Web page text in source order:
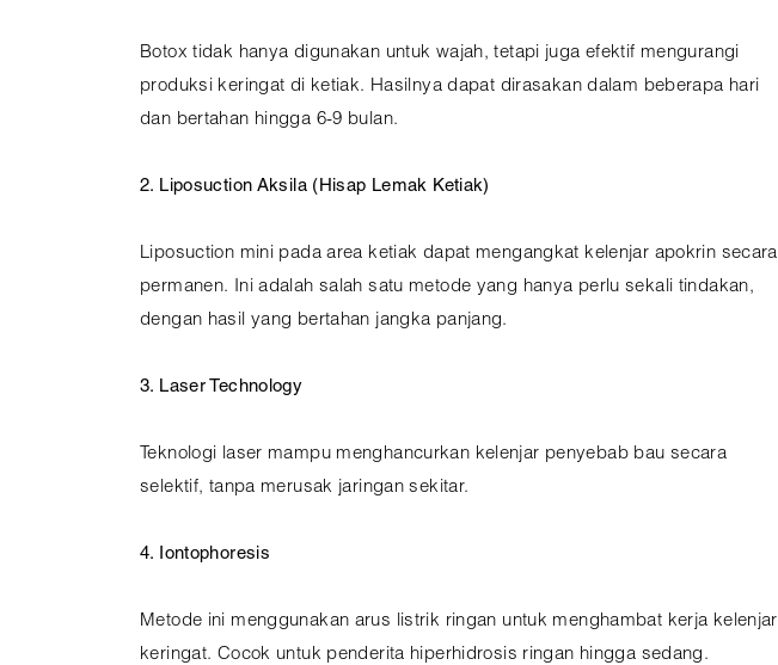
Botox tidak hanya digunakan untuk wajah, tetapi juga efektif mengurangi
produksi keringat di ketiak. Hasilnya dapat dirasakan dalam beberapa hari
dan bertahan hingga 6-9 bulan.
2. Liposuction Aksila (Hisap Lemak Ketiak)
Liposuction mini pada area ketiak dapat mengangkat kelenjar apokrin secara
permanen. Ini adalah salah satu metode yang hanya perlu sekali tindakan,
dengan hasil yang bertahan jangka panjang.
3. Laser Technology
Teknologi laser mampu menghancurkan kelenjar penyebab bau secara
selektif, tanpa merusak jaringan sekitar.
4. Iontophoresis
Metode ini menggunakan arus listrik ringan untuk menghambat kerja kelenjar
keringat. Cocok untuk penderita hiperhidrosis ringan hingga sedang.